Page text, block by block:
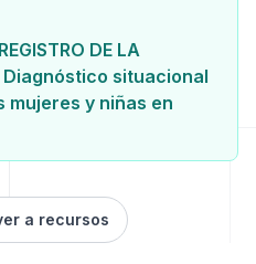
DE LA
Diagnóstico situacional
mujeres y niñas en
a recursos